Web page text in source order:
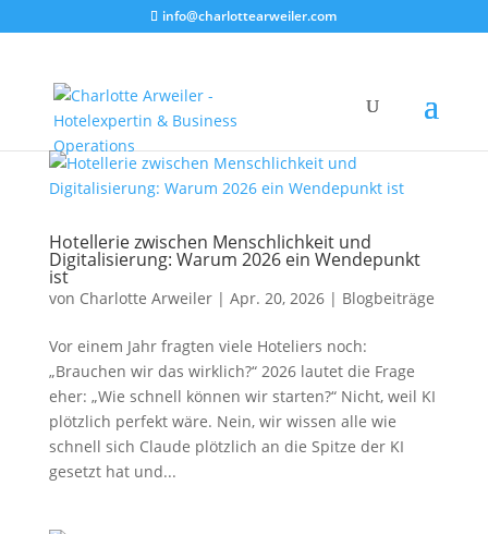
info@charlottearweiler.com
Hotellerie zwischen Menschlichkeit und
Digitalisierung: Warum 2026 ein Wendepunkt
ist
von Charlotte Arweiler| Apr. 20, 2026| Blogbeiträge
Vor einem Jahr fragten viele Hoteliers noch:
„Brauchen wir das wirklich?“ 2026 lautet die Frage
eher: „Wie schnell können wir starten?“ Nicht, weil KI
plötzlich perfekt wäre. Nein, wir wissen alle wie
schnell sich Claude plötzlich an die Spitze der KI
gesetzt hat und...